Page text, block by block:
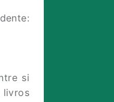
si
livros